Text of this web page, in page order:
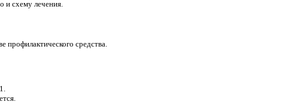
и схему лечения.
профилактического средства.